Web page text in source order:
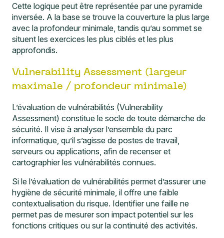
Cette logique peut être représentée par une pyramide
inversée. A la base se trouve la couverture la plus large
avec la profondeur minimale, tandis qu’au sommet se
situent les exercices les plus ciblés et les plus
approfondis.
Vulnerability Assessment (largeur
maximale / profondeur minimale)
L’évaluation de vulnérabilités (Vulnerability
Assessment) constitue le socle de toute démarche de
sécurité. Il vise à analyser l’ensemble du parc
informatique, qu’il s’agisse de postes de travail,
serveurs ou applications, afin de recenser et
cartographier les vulnérabilités connues.
Si le l’évaluation de vulnérabilités permet d’assurer une
hygiène de sécurité minimale, il offre une faible
contextualisation du risque. Identifier une faille ne
permet pas de mesurer son impact potentiel sur les
fonctions critiques ou sur la continuité des activités.